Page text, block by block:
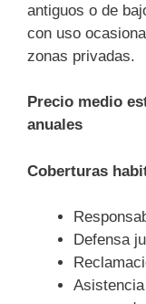
antiguos o de
con uso
zonas privadas.
Precio medio
anuales
Coberturas
Defensa